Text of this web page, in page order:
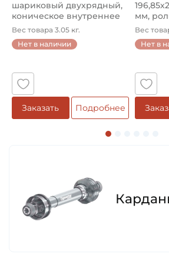
шариковый двухрядный,
коническое внутреннее
кол...
Вес товара 3.05 кг.
Нет в наличии
Заказать Подробнее
мм,
...
Вес
Нет в